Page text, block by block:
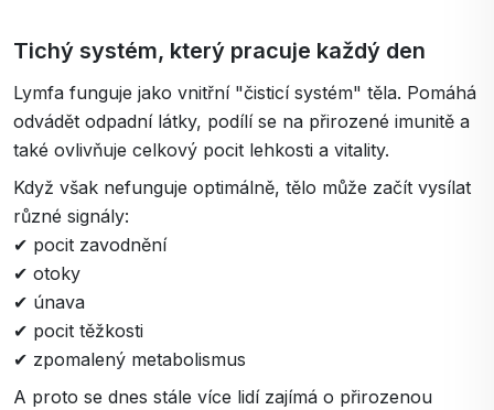
Tichý systém, který pracuje každý den
Lymfa funguje jako vnitřní "čisticí systém" těla. Pomáhá
odvádět odpadní látky, podílí se na přirozené imunitě a
také ovlivňuje celkový pocit lehkosti a vitality.
Když však nefunguje optimálně, tělo může začít vysílat
různé signály:
✔ pocit zavodnění
✔ otoky
✔ únava
✔ pocit těžkosti
✔ zpomalený metabolismus
A proto se dnes stále více lidí zajímá o přirozenou